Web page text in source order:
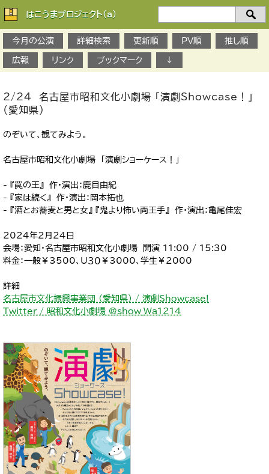
はこうまプロジェクト(a)
今月の公演
詳細検索 更新順 PV順 推し順
広報 リンク ブックマーク ↓
2/24 名古屋市昭和文化小劇場 「演劇Showcase！」
（愛知県）
のぞいて、観てみよう。
名古屋市昭和文化小劇場 「演劇ショーケース！」
- 『罠の王』 作・演出：鹿目由紀
- 『家は続く』 作・演出：岡本拓也
- 『酒とお蕎麦と男と女』 『鬼より怖い両王手』 作・演出：亀尾佳宏
2024年2月24日
会場：愛知・名古屋市昭和文化小劇場 開演 11:00 / 15:30
料金：一般￥3500、U３０￥3000、学生￥2000
詳細
名古屋市文化振興事業団 （愛知県） / 演劇Showcase!
Twitter / 昭和文化小劇場 @show_Wa1214